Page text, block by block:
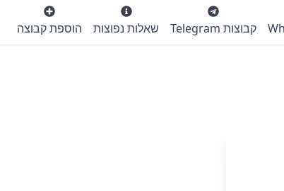
קבוצות Telegram שאלות נפוצות הוספת קבוצה